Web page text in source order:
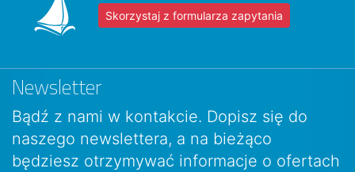
Skorzystaj z formularza zapytania
Newsletter
Bądź z nami w kontakcie. Dopisz się do
naszego newslettera, a na bieżąco
będziesz otrzymywać informacje o ofertach